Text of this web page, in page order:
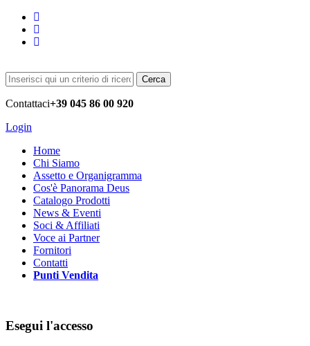
Cerca
Contattaci+39 045 86 00 920
Login
Home
Chi Siamo
Assetto e Organigramma
Cos'è Panorama Deus
Catalogo Prodotti
News & Eventi
Soci & Affiliati
Voce ai Partner
Fornitori
Contatti
Punti Vendita
Esegui l'accesso